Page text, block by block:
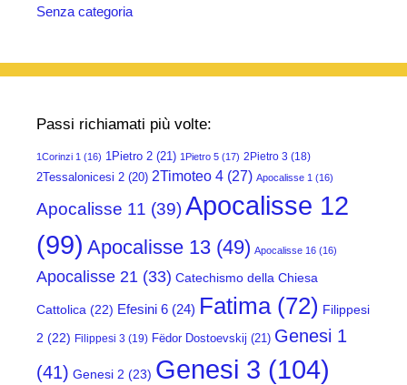
Senza categoria
Passi richiamati più volte:
1Corinzi 1 (16) 1Pietro 2 (21) 1Pietro 5 (17) 2Pietro 3 (18)
2Tessalonicesi 2 (20) 2Timoteo 4 (27) Apocalisse 1 (16)
Apocalisse 11 (39)Apocalisse 12
(99) Apocalisse 13 (49) Apocalisse 16 (16)
Apocalisse 21 (33) Catechismo della Chiesa
Cattolica (22) Efesini 6 (24) Fatima (72) Filippesi
2 (22) Filippesi 3 (19) Fëdor Dostoevskij (21) Genesi 1
(41) Genesi 2 (23) Genesi 3 (104)